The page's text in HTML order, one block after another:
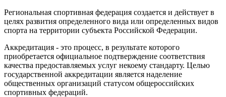
Региональная спортивная федерация создается и действует в
целях развития определенного вида или определенных видов
спорта на территории субъекта Российской Федерации.
Аккредитация - это процесс, в результате которого
приобретается официальное подтверждение соответствия
качества предоставляемых услуг некоему стандарту. Целью
государственной аккредитации является наделение
общественных организаций статусом общероссийских
спортивных федераций.